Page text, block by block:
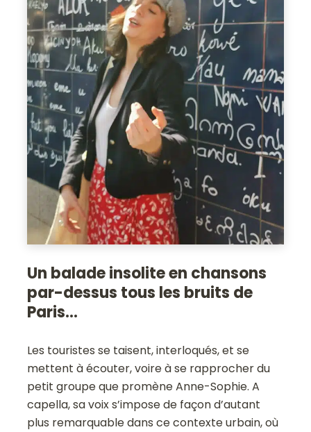
Un balade insolite en chansons
par-dessus tous les bruits de
Paris…
Les touristes se taisent, interloqués, et se
mettent à écouter, voire à se rapprocher du
petit groupe que promène Anne-Sophie. A
capella, sa voix s’impose de façon d’autant
plus remarquable dans ce contexte urbain, où